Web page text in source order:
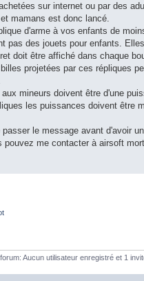
sur internet ou par des
mamans est donc lancé.
d'arme à vos enfants de
pas des jouets pour enfants.
doit être affiché dans chaque
projetées par ces répliques
mineurs doivent être d'une
les puissances doivent être
passer le message avant d'avoir
pouvez me contacter à airsoft
Aucun utilisateur enregistré et 1